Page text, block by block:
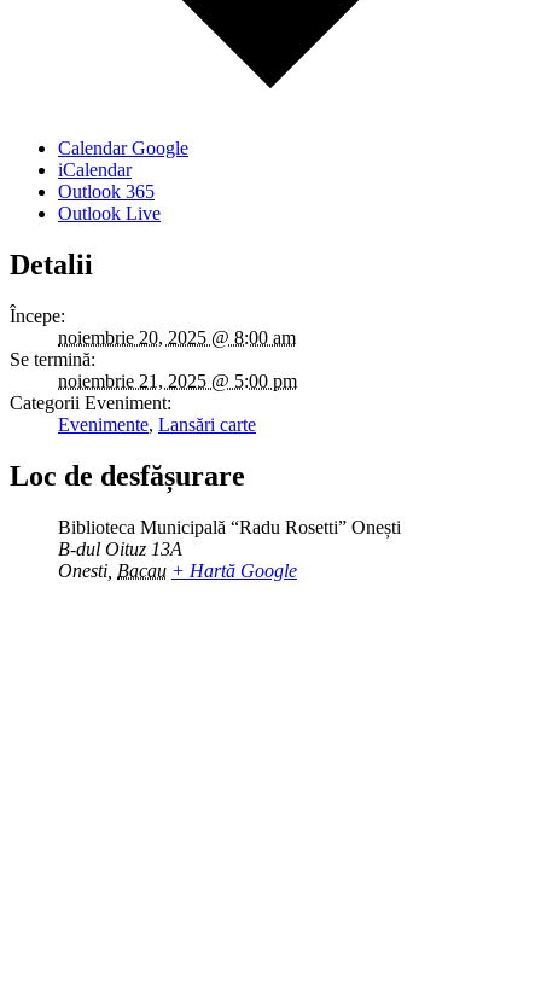
Calendar Google
iCalendar
Outlook 365
Outlook Live
Detalii
Începe:
noiembrie 20, 2025 @ 8:00 am
Se termină:
noiembrie 21, 2025 @ 5:00 pm
Categorii Eveniment:
Evenimente, Lansări carte
Loc de desfășurare
Biblioteca Municipală “Radu Rosetti” Onești
B-dul Oituz 13A
Onesti Bacau + Hartă Google